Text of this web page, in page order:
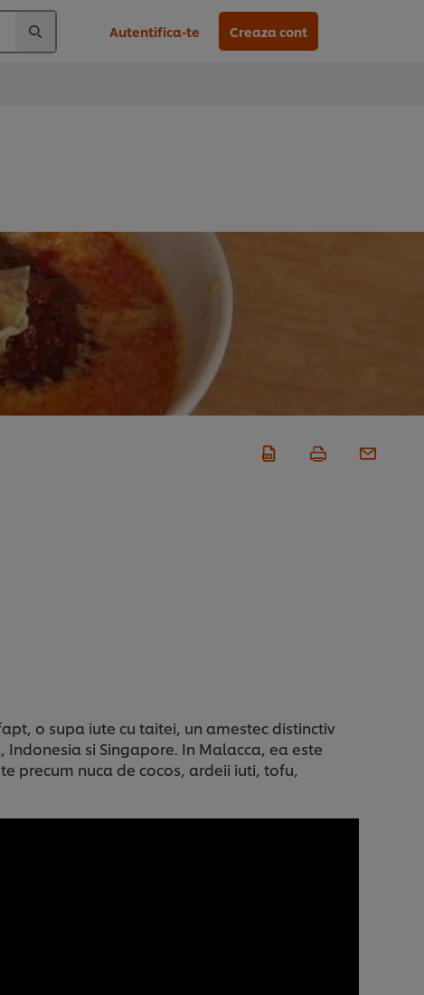
Autentifica-te Creaza cont
o supa iute cu taitei, un amestec distinctiv
si Singapore. In Malacca, ea este
precum nuca de cocos, ardeii iuti, tofu,